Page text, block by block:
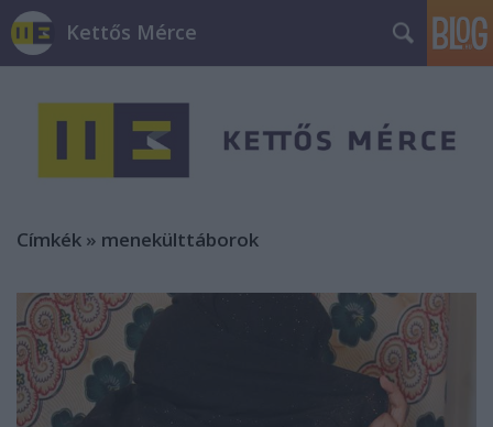
Kettős Mérce
Címkék » menekülttáborok